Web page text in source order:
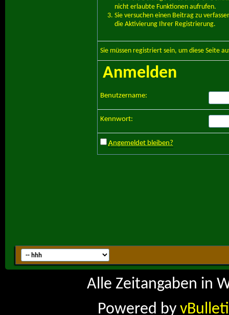
nicht erlaubte Funktionen aufrufen.
Sie versuchen einen Beitrag zu
die Aktivierung Ihrer Registrierung.
Sie müssen registriert sein, um diese Seite
Anmelden
Benutzername:
Kennwort:
Angemeldet bleiben?
Alle Zeitangaben in
Powered by